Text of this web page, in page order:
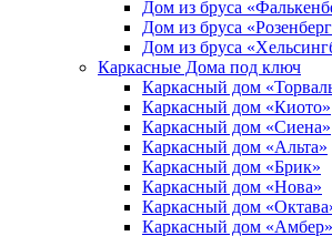
Дом из бруса
Дом из бруса
Дом из бруса
Каркасные Дома под ключ
Каркасный дом
Каркасный дом «Киото»
Каркасный дом «Сиена»
Каркасный дом «Альта»
Каркасный дом «Брик»
Каркасный дом «Нова»
Каркасный дом
Каркасный дом «Амбер»